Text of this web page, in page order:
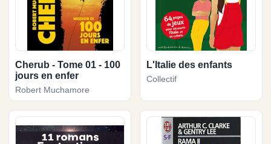
Cherub - Tome 01 - 100
jours en enfer
Robert Muchamore
L'Italie des enfants
Collectif